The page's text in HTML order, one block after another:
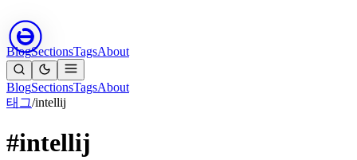
BlogSectionsTagsAbout
BlogSectionsTagsAbout
태그/intellij
#intellij